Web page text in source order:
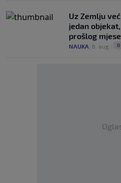
Uz Zemlju
jedan
prošlog
NAUKA 6. aug. 0